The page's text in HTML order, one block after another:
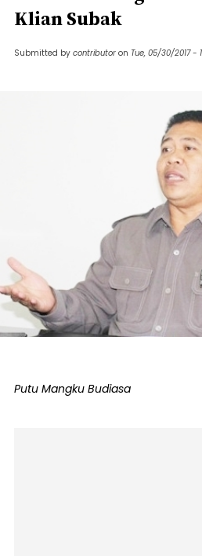
Klian Subak
Submitted by contributor on Tue, 05/30/2017 -
Putu Mangku Budiasa